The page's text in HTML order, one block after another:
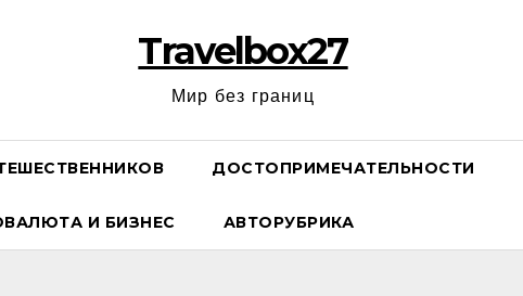
Travelbox27
Мир без границ
ДОСТОПРИМЕЧАТЕЛЬНОСТИ
И БИЗНЕС АВТОРУБРИКА